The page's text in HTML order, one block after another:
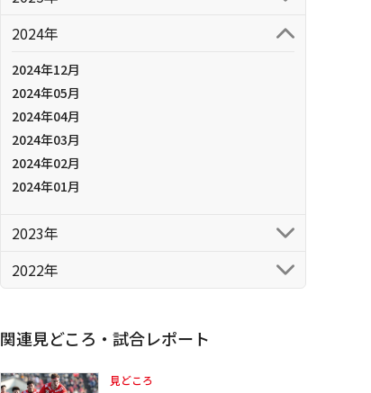
2024年
2024年12月
2024年05月
2024年04月
2024年03月
2024年02月
2024年01月
2023年
2022年
関連見どころ・試合レポート
見どころ